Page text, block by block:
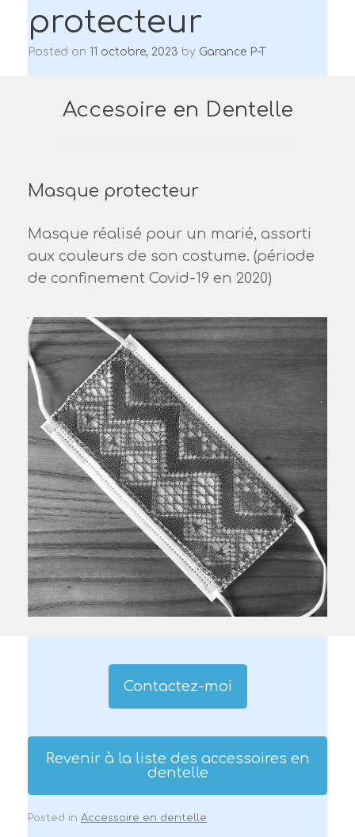
protecteur
Posted on 11 octobre, 2023 by Garance P-T
Accesoire en Dentelle
Masque protecteur
Masque réalisé pour un marié, assorti
aux couleurs de son costume. (période
de confinement Covid-19 en 2020)
Contactez-moi
Revenir à la liste des accessoires en
dentelle
Posted in Accessoire en dentelle